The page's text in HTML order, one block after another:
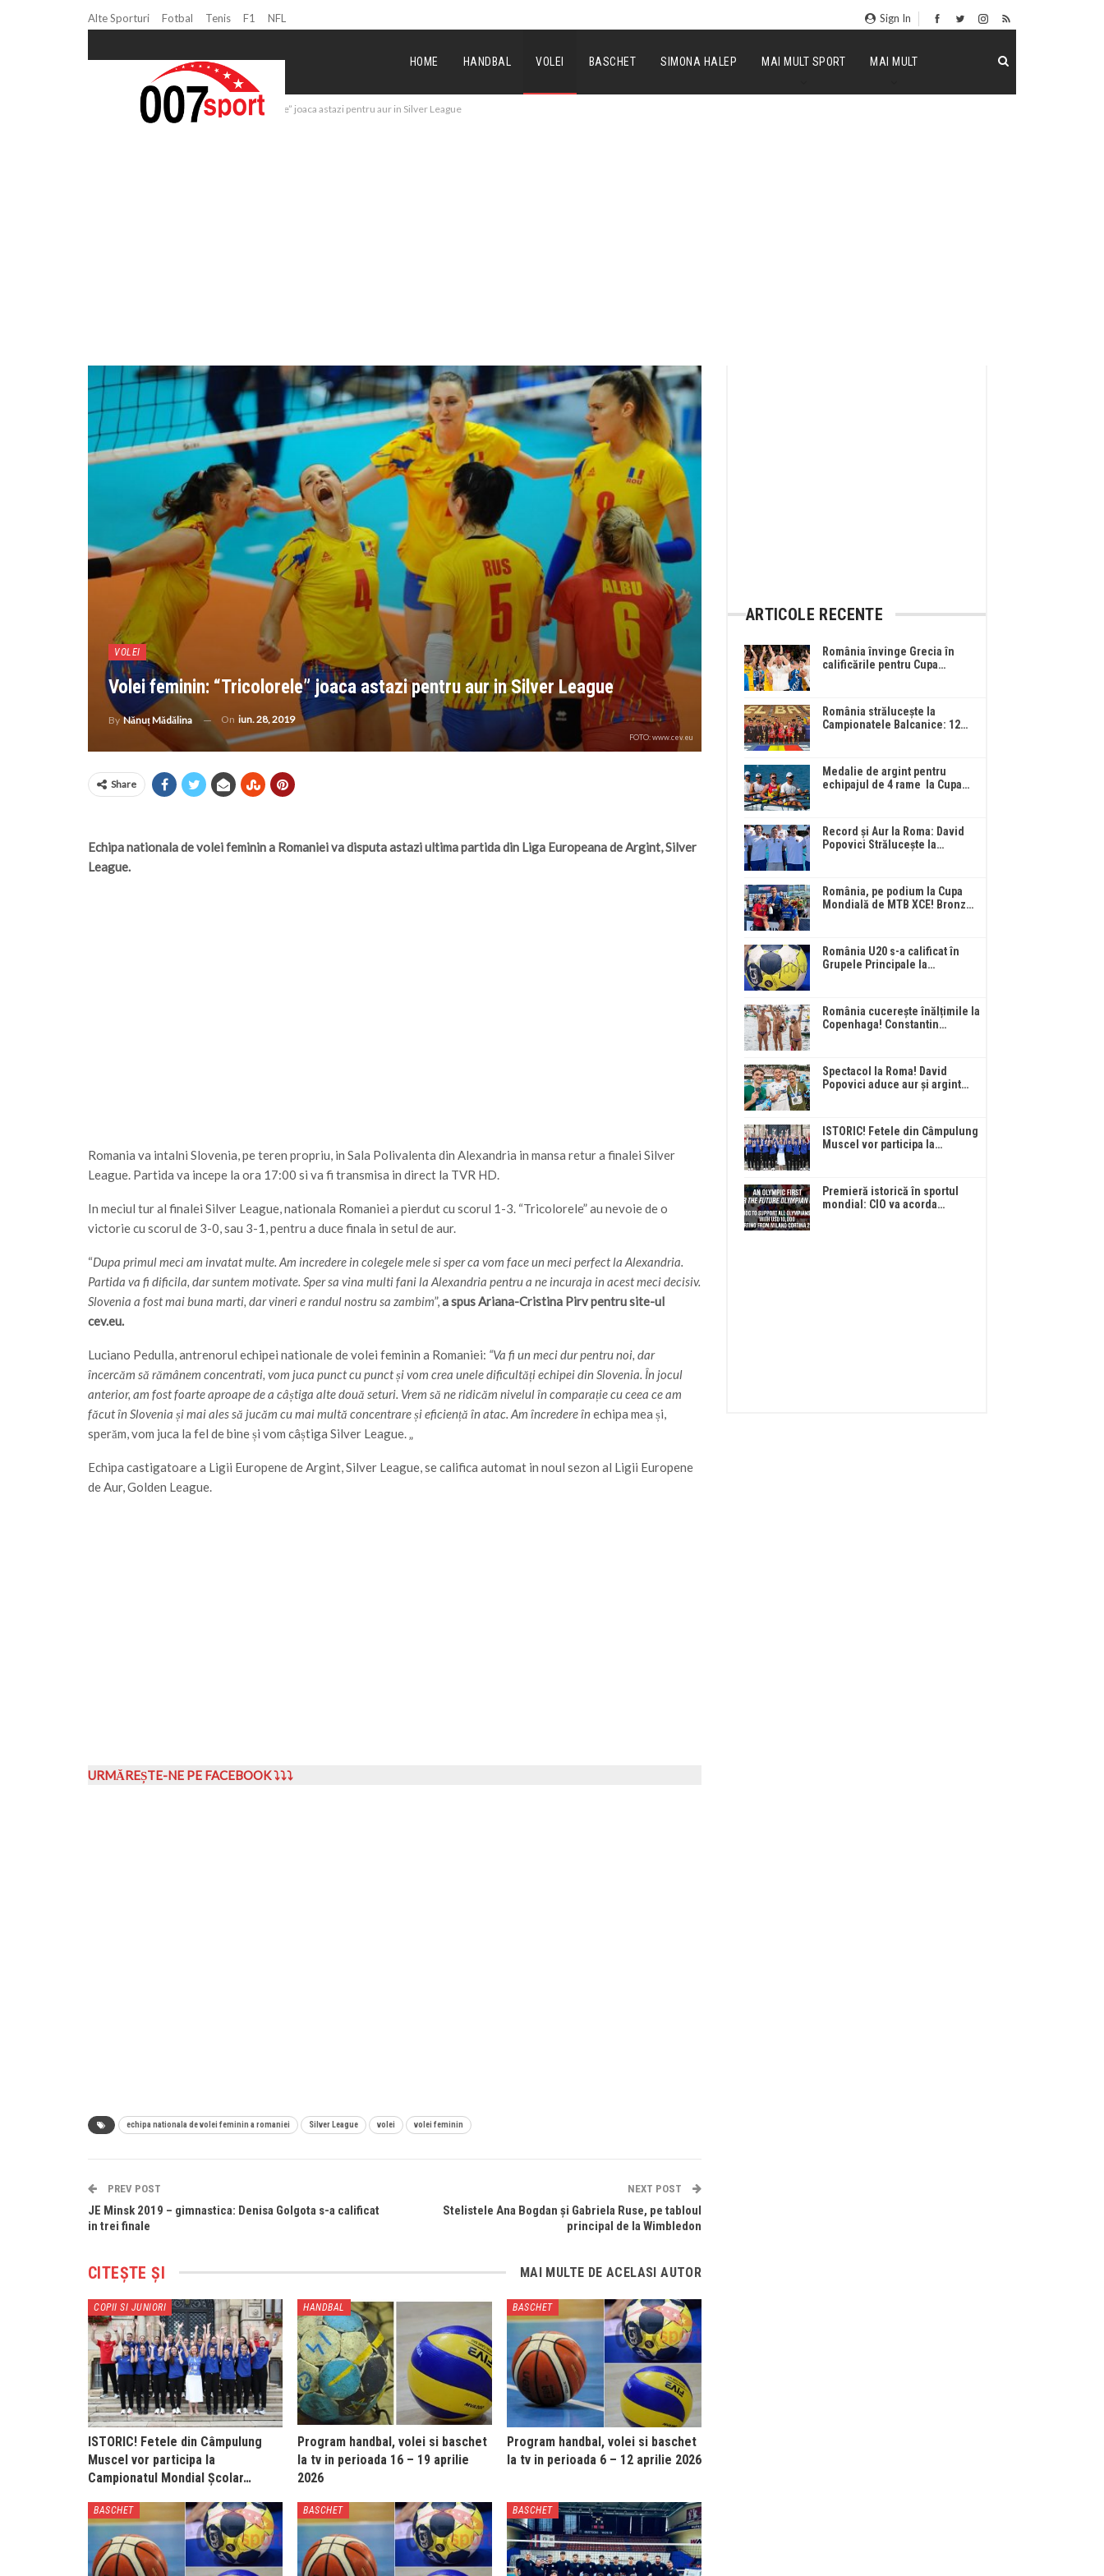
Alte Sporturi Fotbal Tenis F1 NFL Sign In
HOME HANDBAL VOLEI BASCHET SIMONA HALEP MAI MULT SPORT MAI MULT
Volei Volei feminin: “Tricolorele” joaca astazi pentru aur in Silver League
VOLEI
Volei feminin: “Tricolorele” joaca astazi pentru aur in Silver League
By Nănuț Mădălina On iun. 28, 2019
FOTO: www.cev.eu
Share
Echipa nationala de volei feminin a Romaniei va disputa astazi ultima partida din Liga Europeana de Argint, Silver
League.
Romania va intalni Slovenia, pe teren propriu, in Sala Polivalenta din Alexandria in mansa retur a finalei Silver
League. Partida va incepe la ora 17:00 si va fi transmisa in direct la TVR HD.
In meciul tur al finalei Silver League, nationala Romaniei a pierdut cu scorul 1-3. “Tricolorele” au nevoie de o
victorie cu scorul de 3-0, sau 3-1, pentru a duce finala in setul de aur.
“Dupa primul meci am invatat multe. Am incredere in colegele mele si sper ca vom face un meci perfect la Alexandria.
Partida va fi dificila, dar suntem motivate. Sper sa vina multi fani la Alexandria pentru a ne incuraja in acest meci decisiv.
Slovenia a fost mai buna marti, dar vineri e randul nostru sa zambim”,a spus Ariana-Cristina Pirv pentru site-ul
cev.eu.
Luciano Pedulla, antrenorul echipei nationale de volei feminin a Romaniei: “Va fi un meci dur pentru noi, dar
încercăm să rămânem concentrati, vom juca punct cu punct și vom crea unele dificultăți echipei din Slovenia. În jocul
anterior, am fost foarte aproape de a câștiga alte două seturi. Vrem să ne ridicăm nivelul în comparație cu ceea ce am
făcut în Slovenia și mai ales să jucăm cu mai multă concentrare și eficiență în atac. Am încredere înechipa mea și,
sperăm, vom juca la fel de bine și vom câștiga Silver League. „
Echipa castigatoare a Ligii Europene de Argint, Silver League, se califica automat in noul sezon al Ligii Europene
de Aur, Golden League.
URMĂREȘTE-NE PE FACEBOOK ⤵⤵⤵
echipa nationala de volei feminin a romaniei Silver League volei volei feminin
PREV POST
JE Minsk 2019 – gimnastica: Denisa Golgota s-a calificat
in trei finale
NEXT POST
Stelistele Ana Bogdan și Gabriela Ruse, pe tabloul
principal de la Wimbledon
CITEȘTE ȘI MAI MULTE DE ACELASI AUTOR
COPII SI JUNIORI
ISTORIC! Fetele din Câmpulung
Muscel vor participa la
Campionatul Mondial Școlar…
HANDBAL
Program handbal, volei si baschet
la tv in perioada 16 – 19 aprilie
2026
BASCHET
Program handbal, volei si baschet
la tv in perioada 6 – 12 aprilie 2026
BASCHET BASCHET BASCHET
ARTICOLE RECENTE
România învinge Grecia în
calificările pentru Cupa…
România strălucește la
Campionatele Balcanice: 12…
Medalie de argint pentru
echipajul de 4 rame la Cupa…
Record și Aur la Roma: David
Popovici Strălucește la…
România, pe podium la Cupa
Mondială de MTB XCE! Bronz…
România U20 s-a calificat în
Grupele Principale la…
România cucerește înălțimile la
Copenhaga! Constantin…
Spectacol la Roma! David
Popovici aduce aur și argint…
ISTORIC! Fetele din Câmpulung
Muscel vor participa la…
Premieră istorică în sportul
mondial: CIO va acorda…